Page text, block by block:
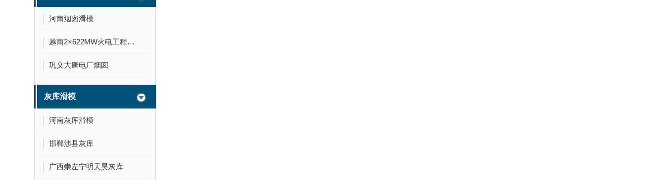
河南烟囱滑模
越南2×622MW火电工程210米烟囱
巩义大唐电厂烟囱
灰库滑模
河南灰库滑模
邯郸涉县灰库
广西崇左宁明天昊灰库